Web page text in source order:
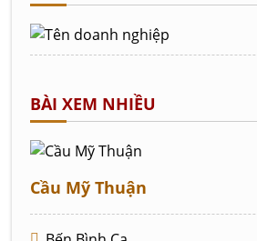
BÀI XEM NHIỀU
Cầu Mỹ Thuận